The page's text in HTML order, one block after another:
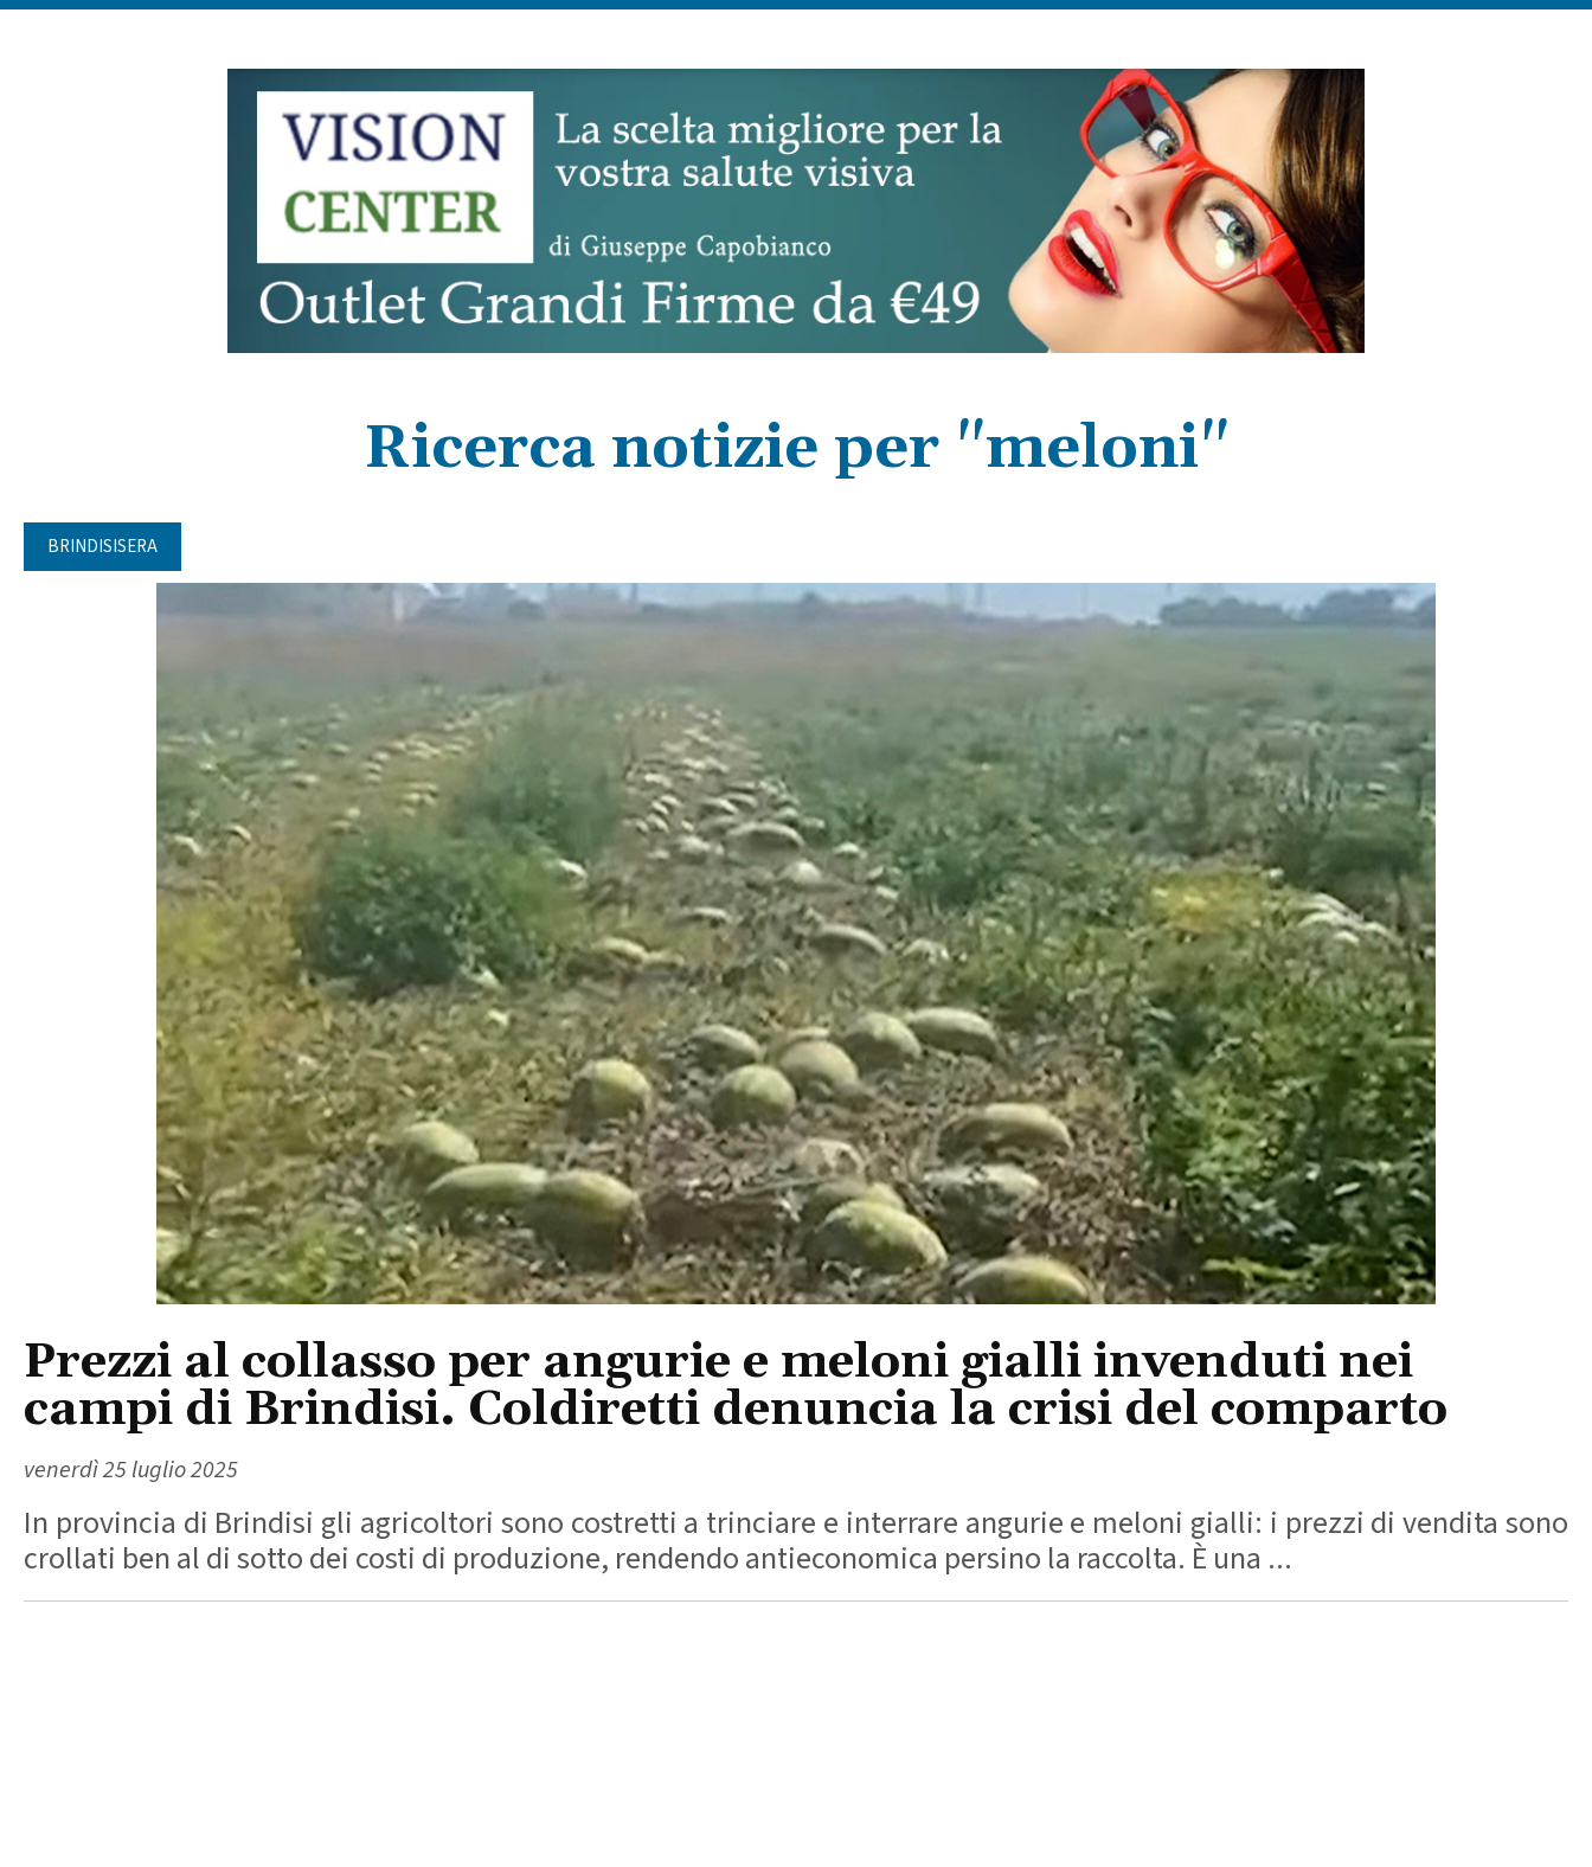
Ricerca notizie per "meloni"
BRINDISISERA
Prezzi al collasso per angurie e meloni gialli invenduti nei
campi di Brindisi. Coldiretti denuncia la crisi del comparto
venerdì 25 luglio 2025
In provincia di Brindisi gli agricoltori sono costretti a trinciare e interrare angurie e meloni gialli: i prezzi di vendita sono
crollati ben al di sotto dei costi di produzione, rendendo antieconomica persino la raccolta. È una ...